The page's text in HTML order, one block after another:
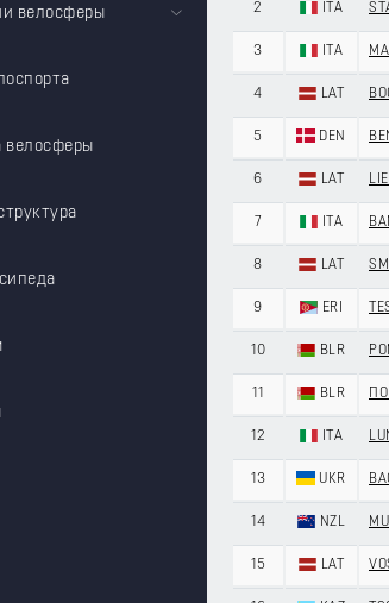
велосферы
велосферы
2 ITA
3 ITA
4 LAT
5 DEN
6 LAT
7 ITA
8 LAT
9 ERI
10 BLR
11 BLR
12 ITA
13 UKR
14 NZL
15 LAT